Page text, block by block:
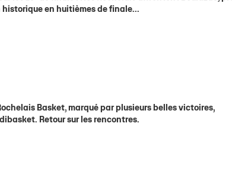
Handibasket
en huitièmes de finale...
Basket, marqué par plusieurs belles victoires,
Retour sur les rencontres.